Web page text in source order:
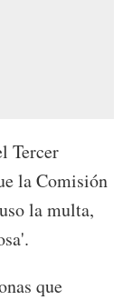
Tercer
la Comisión
la multa,
que